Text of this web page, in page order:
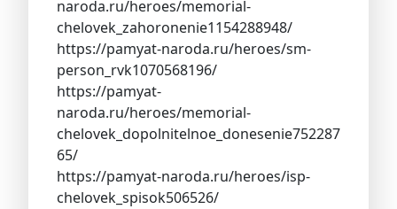
naroda.ru/heroes/memorial-
chelovek_zahoronenie1154288948/
https://pamyat-naroda.ru/heroes/sm-
person_rvk1070568196/
https://pamyat-
naroda.ru/heroes/memorial-
chelovek_dopolnitelnoe_donesenie752287
65/
https://pamyat-naroda.ru/heroes/isp-
chelovek_spisok506526/